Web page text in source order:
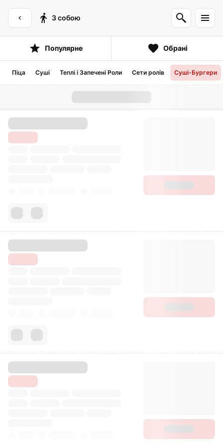
З собою
Популярне Обрані
Піца Суші Теплі і Запечені Роли Сети ролів Суші-Бургери